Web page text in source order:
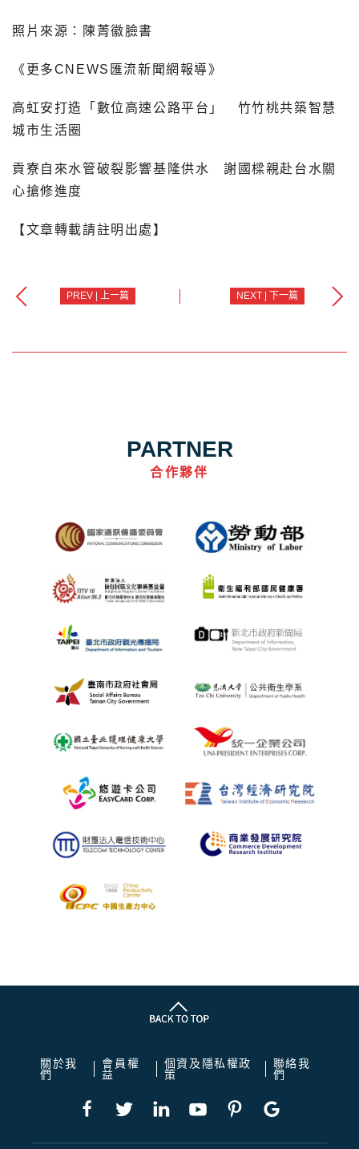
照片來源：陳菁徽臉書
《更多CNEWS匯流新聞網報導》
高虹安打造「數位高速公路平台」 竹竹桃共築智慧
城市生活圈
貢寮自來水管破裂影響基隆供水 謝國樑親赴台水關
心搶修進度
【文章轉載請註明出處】
PREV | 上一篇 NEXT | 下一篇
PARTNER
合作夥伴
關於我
們
會員權
益
個資及隱私權政
策
聯絡我
們